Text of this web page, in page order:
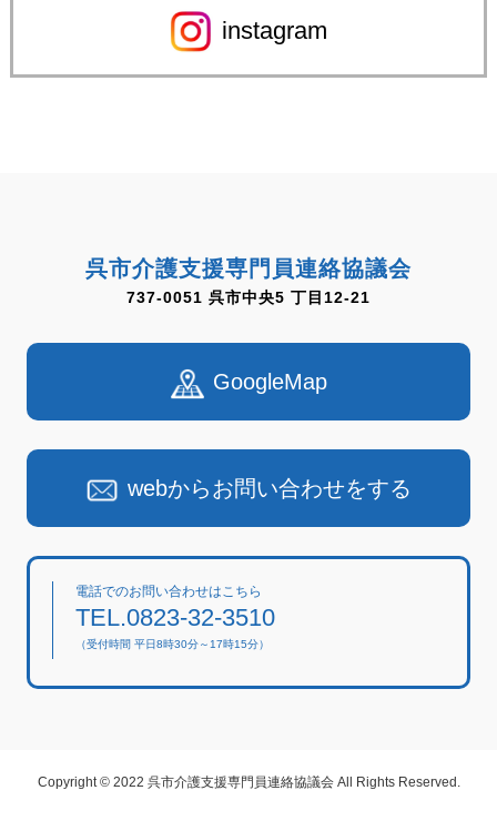
instagram
呉市介護支援専門員連絡協議会
737-0051 呉市中央5 丁目12-21
GoogleMap
webからお問い合わせをする
電話でのお問い合わせはこちら
TEL.0823-32-3510
（受付時間 平日8時30分～17時15分）
Copyright © 2022 呉市介護支援専門員連絡協議会 All Rights Reserved.